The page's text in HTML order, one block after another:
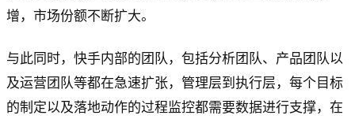
增，市场份额不断扩大。
与此同时，快手内部的团队，包括分析团队、产品团队以
及运营团队等都在急速扩张，管理层到执行层，每个目标
的制定以及落地动作的过程监控都需要数据进行支撑，在